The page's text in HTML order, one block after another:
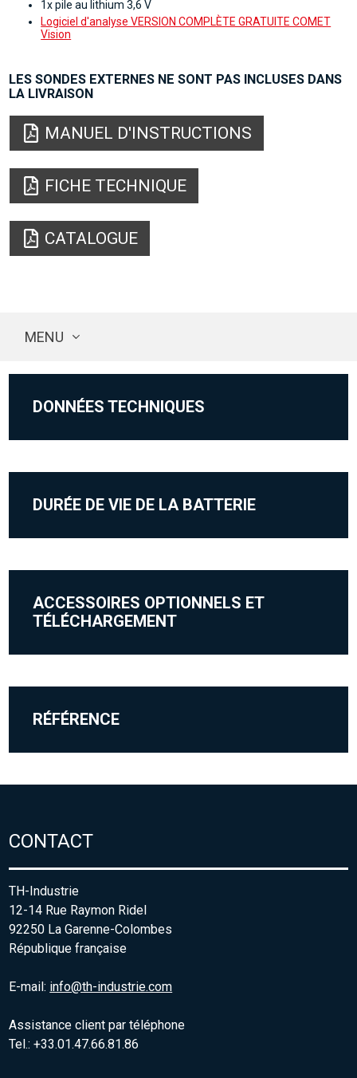
1x pile au lithium 3,6 V
Logiciel d'analyse VERSION COMPLÈTE GRATUITE COMET
Vision
LES SONDES EXTERNES NE SONT PAS INCLUSES DANS
LA LIVRAISON
MANUEL D'INSTRUCTIONS
FICHE TECHNIQUE
CATALOGUE
MENU
DONNÉES TECHNIQUES
DURÉE DE VIE DE LA BATTERIE
ACCESSOIRES OPTIONNELS ET
TÉLÉCHARGEMENT
RÉFÉRENCE
CONTACT
TH-Industrie
12-14 Rue Raymon Ridel
92250 La Garenne-Colombes
République française
E-mail: info@th-industrie.com
Assistance client par téléphone
Tel.: +33.01.47.66.81.86